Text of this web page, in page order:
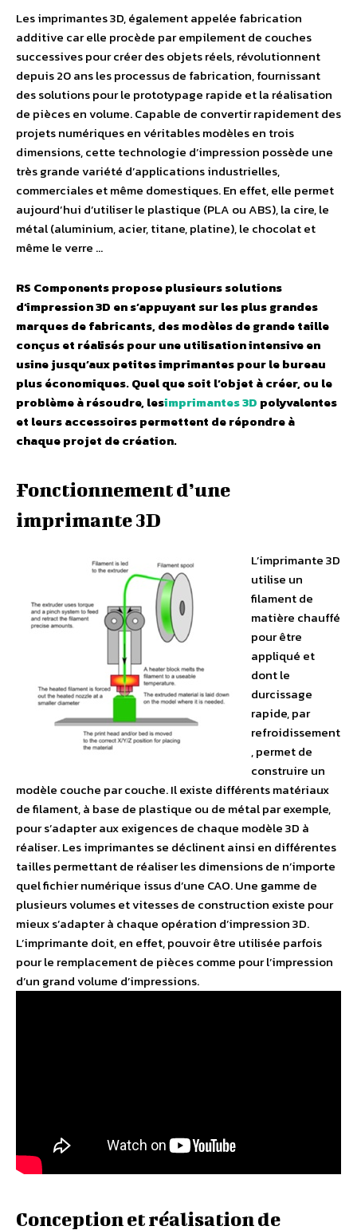
Les imprimantes 3D, également appelée fabrication
additive car elle procède par empilement de couches
successives pour créer des objets réels, révolutionnent
depuis 20 ans les processus de fabrication, fournissant
des solutions pour le prototypage rapide et la réalisation
de pièces en volume. Capable de convertir rapidement des
projets numériques en véritables modèles en trois
dimensions, cette technologie d’impression possède une
très grande variété d’applications industrielles,
commerciales et même domestiques. En effet, elle permet
aujourd’hui d’utiliser le plastique (PLA ou ABS), la cire, le
métal (aluminium, acier, titane, platine), le chocolat et
même le verre …
RS Components propose plusieurs solutions
d’impression 3D en s’appuyant sur les plus grandes
marques de fabricants, des modèles de grande taille
conçus et réalisés pour une utilisation intensive en
usine jusqu’aux petites imprimantes pour le bureau
plus économiques. Quel que soit l’objet à créer, ou le
problème à résoudre, lesimprimantes 3D polyvalentes
et leurs accessoires permettent de répondre à
chaque projet de création.
Fonctionnement d’une
imprimante 3D
L’imprimante 3D
utilise un
filament de
matière chauffé
pour être
appliqué et
dont le
durcissage
rapide, par
refroidissement
, permet de
construire un
modèle couche par couche. Il existe différents matériaux
de filament, à base de plastique ou de métal par exemple,
pour s’adapter aux exigences de chaque modèle 3D à
réaliser. Les imprimantes se déclinent ainsi en différentes
tailles permettant de réaliser les dimensions de n’importe
quel fichier numérique issus d’une CAO. Une gamme de
plusieurs volumes et vitesses de construction existe pour
mieux s’adapter à chaque opération d’impression 3D.
L’imprimante doit, en effet, pouvoir être utilisée parfois
pour le remplacement de pièces comme pour l’impression
d’un grand volume d’impressions.
Conception et réalisation de